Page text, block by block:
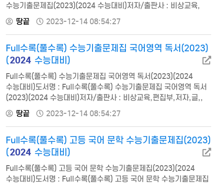
수능기출문제집(2023)(2024 수능대비)저자/출판사 : 비상교육,
편집부,저자,글,, 비상교육쪽수 : 532쪽출판일 : 2022-12-01ISBN
: 9791169402262정가 : 16500PART I 어법편1일차: Unit 1
주어와 동사2 일차: Unit 2 수동태3 일차: Unit 시제, 조동사,
가정법4 일차: Unit 4 to부정사와 동명사5일차: Unit 5 분사와
분사구문6일차:…
땅끝 2023-12-14 08:54:27
Full수록(풀수록) 수능기출문제집 국어영역 독서(2023)
(2024 수능대비)
Full수록(풀수록) 수능기출문제집 국어영역 독서(2023)(2024
수능대비)도서명 : Full수록(풀수록) 수능기출문제집 국어영역 독서
(2023)(2024 수능대비)저자/출판사 : 비상교육,편집부,저자,글,,
비상교육쪽수 : 745쪽출판일 : 2022-12-01ISBN :
9791169402446정가 : 17000
땅끝 2023-12-14 08:54:27
Full수록(풀수록) 고등 국어 문학 수능기출문제집(2023)
(2024 수능대비)
Full수록(풀수록) 고등 국어 문학 수능기출문제집(2023)(2024
수능대비)도서명 : Full수록(풀수록) 고등 국어 문학 수능기출문제집